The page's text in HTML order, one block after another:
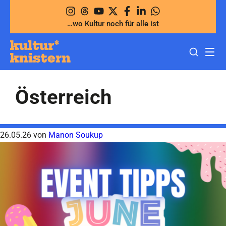
springen
…wo Kultur noch für alle ist
Österreich
26.05.26 von Manon Soukup